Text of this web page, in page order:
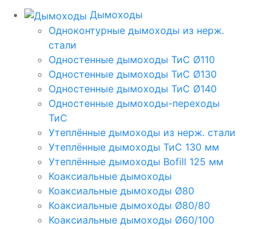
Дымоходы
Одноконтурные дымоходы из нерж.
стали
Одностенные дымоходы ТиС Ø110
Одностенные дымоходы ТиС Ø130
Одностенные дымоходы ТиС Ø140
Одностенные дымоходы-переходы
ТиС
Утеплённые дымоходы из нерж. стали
Утеплённые дымоходы ТиС 130 мм
Утеплённые дымоходы Bofill 125 мм
Коаксиальные дымоходы
Коаксиальные дымоходы Ø80
Коаксиальные дымоходы Ø80/80
Коаксиальные дымоходы Ø60/100